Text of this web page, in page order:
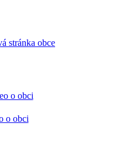
stránka obce
o obci